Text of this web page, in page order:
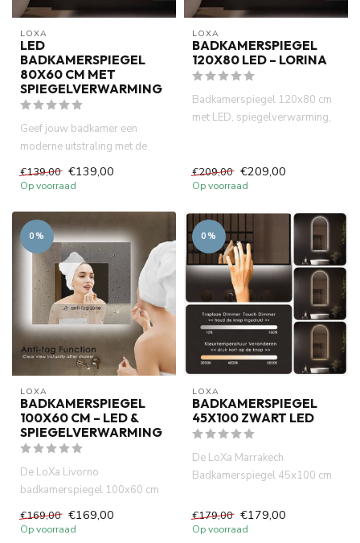
LOXA
LED
BADKAMERSPIEGEL
80X60 CM MET
SPIEGELVERWARMING
Geef jouw badkamer een
moderne uitstraling met de
LoXa Livorno badkamerspiegel
8...
€139,00 €139,00
Op voorraad
LOXA
BADKAMERSPIEGEL
120X80 LED – LORINA
Badkamerspiegel 120x80 cm
met LED, spiegelverwarming,
€209,00 €209,00
Op voorraad
0%
LOXA
BADKAMERSPIEGEL
100X60 CM – LED &
SPIEGELVERWARMING
De LoXa Livorno
badkamerspiegel 100x60 cm
combineert strak design met
dimbare LE...
€169,00 €169,00
Op voorraad
0%
LOXA
BADKAMERSPIEGEL
45X100 ZWART LED
De LoXa Marrakech
Badkamerspiegel 45x100 cm
wie een s...
€179,00 €179,00
Op voorraad